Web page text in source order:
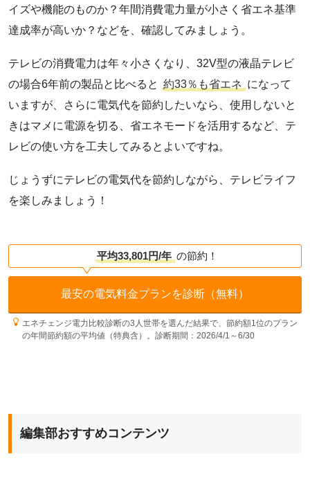
イズや機能のものか？年間消費電力量が小さく省エネ基準
達成率が高いか？などを、確認してみましょう。
テレビの消費電力は年々小さくなり、32V型の液晶テレビ
の場合6年前の製品と比べると 約33％も省エネ になって
いますが、さらに電気代を節約したいなら、使用しないと
きはマメに電源を切る、省エネモードを活用するなど、テ
レビの使い方を工夫してみるとよいですね。
じょうずにテレビの電気代を節約しながら、テレビライフ
を楽しみましょう！
平均33,801円/年 の節約！
最安の電気料金プランを診断（無料）
エネチェンジ電力比較診断の3人世帯を選んだ結果で、節約額1位のプラン
の年間節約額の平均値（特典含）。診断期間：2026/4/1～6/30
編集部おすすめコンテンツ